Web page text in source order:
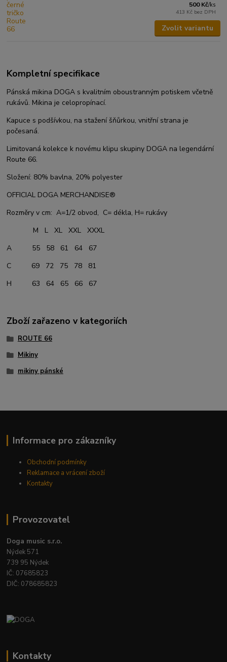
500 Kč/ks
413 Kč bez DPH
Zvolit variantu
Kompletní specifikace
Pánská mikina DOGA s kvalitním oboustranným potiskem včetně
rukávů. Mikina je celopropínací.
Kapuce s podšívkou, na stažení šňůrkou, vnitřní strana je
počesaná.
Limitovaná kolekce k novému klipu skupiny DOGA na legendární
Route 66.
Složení: 80% bavlna, 20% polyester
OFFICIAL DOGA MERCHANDISE®
Rozměry v cm: A=1/2 obvod, C= dékla, H= rukávy
M L XL XXL XXXL
A 55 58 61 64 67
C 69 72 75 78 81
H 63 64 65 66 67
Zboží zařazeno v kategoriích
ROUTE 66
Mikiny
mikiny pánské
Informace pro zákazníky
Obchodní podmínky
Reklamace a vrácení zboží
Kontakty
Provozovatel
Doga music s.r.o.
Nýdek 571
739 95 Nýdek
IČ: 07685823
DIČ: 078685823
Kontakty